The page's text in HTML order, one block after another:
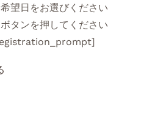
望日をお選びください
タンを押してください